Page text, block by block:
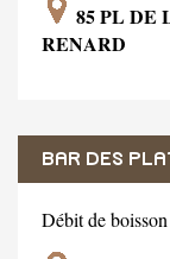
85 PL DE
RENARD
BAR DES
Débit de